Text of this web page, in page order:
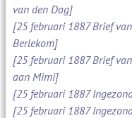
van den Dag]
[25 februari 1887 Brief
Berlekom]
[25 februari 1887 Brief
aan Mimi]
[25 februari 1887
[25 februari 1887